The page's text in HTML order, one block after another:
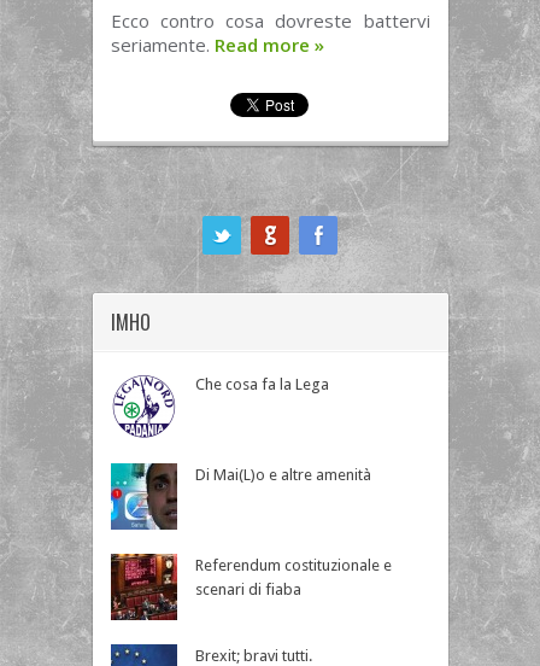
Ecco contro cosa dovreste battervi
seriamente. Read more »
IMHO
Che cosa fa la Lega
Di Mai(L)o e altre amenità
Referendum costituzionale e
scenari di fiaba
Brexit; bravi tutti.